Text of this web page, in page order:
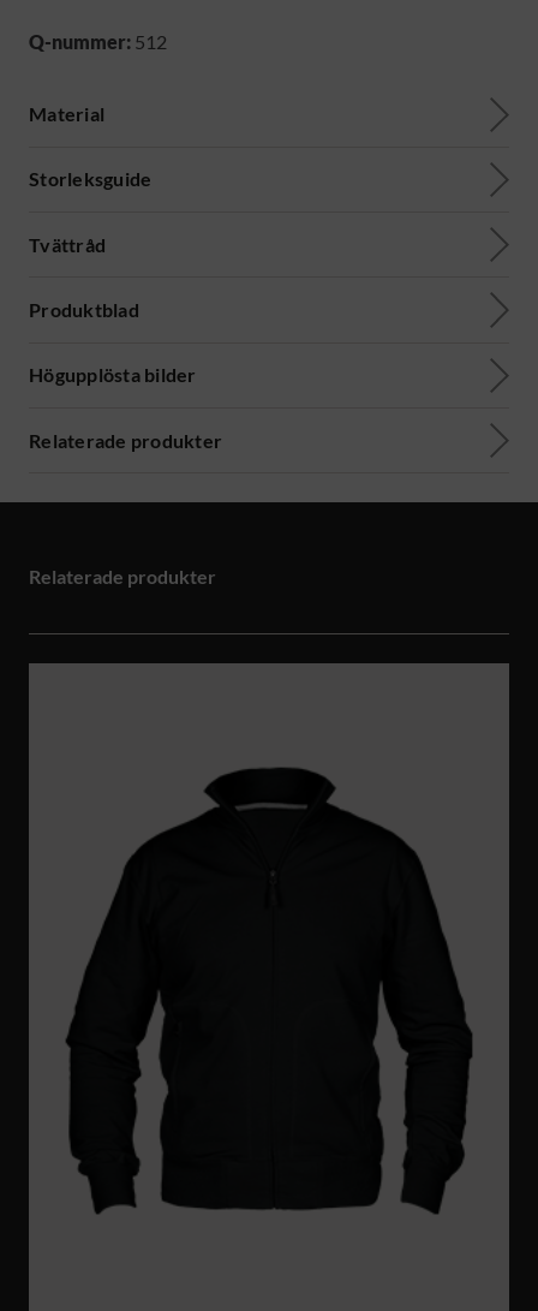
Q-nummer: 512
Material
Storleksguide
Tvättråd
Produktblad
Högupplösta bilder
Relaterade produkter
Relaterade produkter